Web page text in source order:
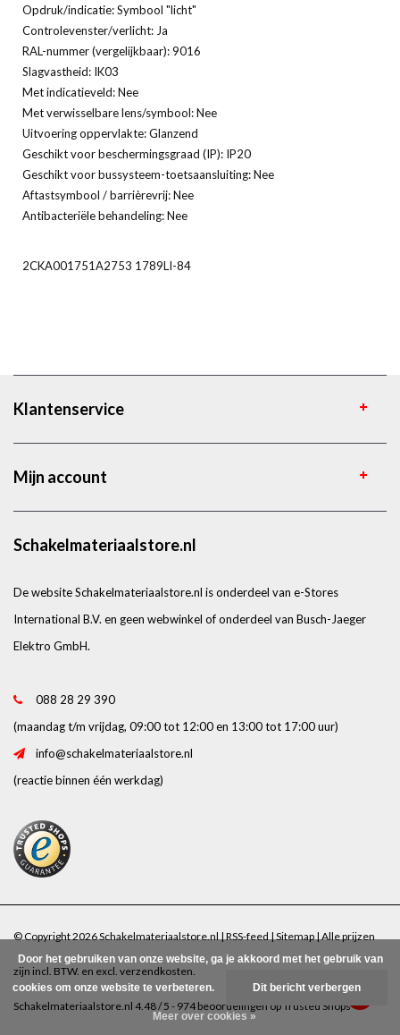
Opdruk/indicatie: Symbool "licht"
Controlevenster/verlicht: Ja
RAL-nummer (vergelijkbaar): 9016
Slagvastheid: IK03
Met indicatieveld: Nee
Met verwisselbare lens/symbool: Nee
Uitvoering oppervlakte: Glanzend
Geschikt voor beschermingsgraad (IP): IP20
Geschikt voor bussysteem-toetsaansluiting: Nee
Aftastsymbool / barrièrevrij: Nee
Antibacteriële behandeling: Nee
2CKA001751A2753 1789LI-84
Klantenservice
Mijn account
Schakelmateriaalstore.nl
De website Schakelmateriaalstore.nl is onderdeel van e-Stores
International B.V. en geen webwinkel of onderdeel van Busch-Jaeger
Elektro GmbH.
088 28 29 390
(maandag t/m vrijdag, 09:00 tot 12:00 en 13:00 tot 17:00 uur)
info@schakelmateriaalstore.nl
(reactie binnen één werkdag)
© Copyright 2026 Schakelmateriaalstore.nl | RSS-feed | Sitemap | Alle prijzen
zijn incl. BTW. en excl. verzendkosten
Schakelmateriaalstore.nl 4.48/5 - 974beoordelingen op Trusted Shops
Door het gebruiken van onze website, ga je akkoord met het gebruik van
cookies om onze website te verbeteren. Dit bericht verbergen
Meer over cookies »